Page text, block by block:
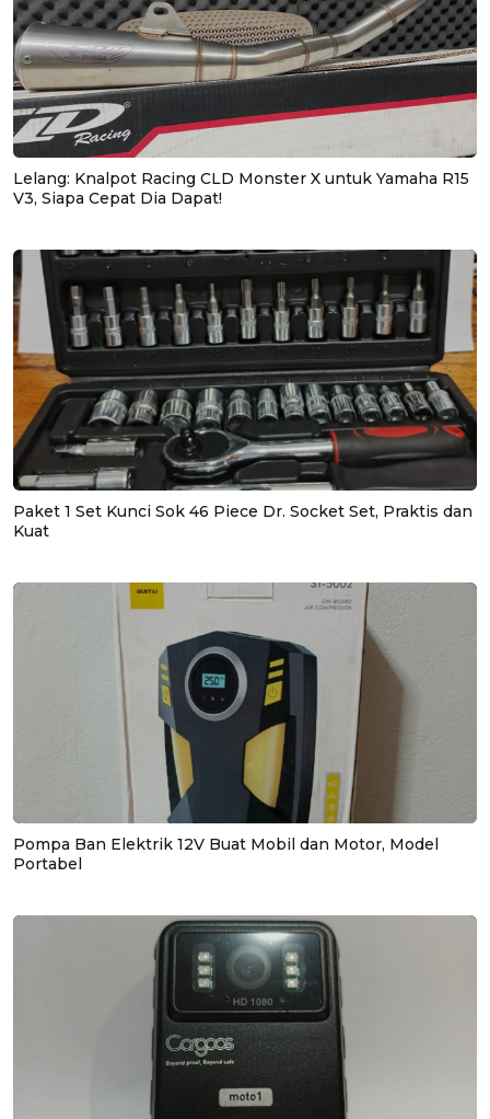
Lelang: Knalpot Racing CLD Monster X untuk Yamaha R15
V3, Siapa Cepat Dia Dapat!
Paket 1 Set Kunci Sok 46 Piece Dr. Socket Set, Praktis dan
Kuat
Pompa Ban Elektrik 12V Buat Mobil dan Motor, Model
Portabel